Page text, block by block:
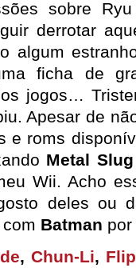
sobre
derrotar
algum
ficha de
jogos…
Apesar de
e roms
Metal Slug
Wii. Acho
deles ou
com Batman
,Chun-Li,